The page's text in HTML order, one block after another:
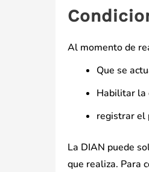
Al momento de
Que se
Habilitar la
registrar el
La DIAN puede
que realiza. Para